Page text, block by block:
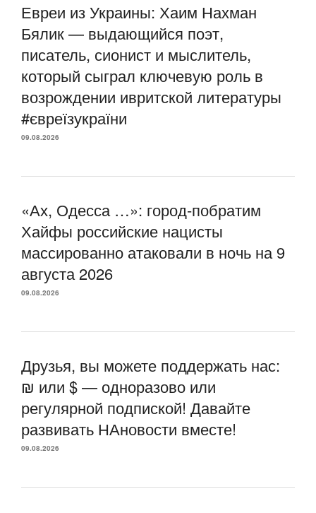
Евреи из Украины: Хаим Нахман
Бялик — выдающийся поэт,
писатель, сионист и мыслитель,
который сыграл ключевую роль в
возрождении ивритской литературы
#євреїзукраїни
09.08.2026
«Ах, Одесса …»: город-побратим
Хайфы российские нацисты
массированно атаковали в ночь на 9
августа 2026
09.08.2026
Друзья, вы можете поддержать нас:
₪ или $ — одноразово или
регулярной подпиской! Давайте
развивать НАновости вместе!
09.08.2026